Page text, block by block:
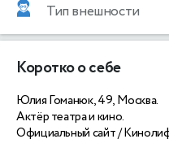
Тип внешности
Коротко о себе
Юлия Гоманюк, 49, Москва.
Актёр театра и кино.
Официальный сайт /